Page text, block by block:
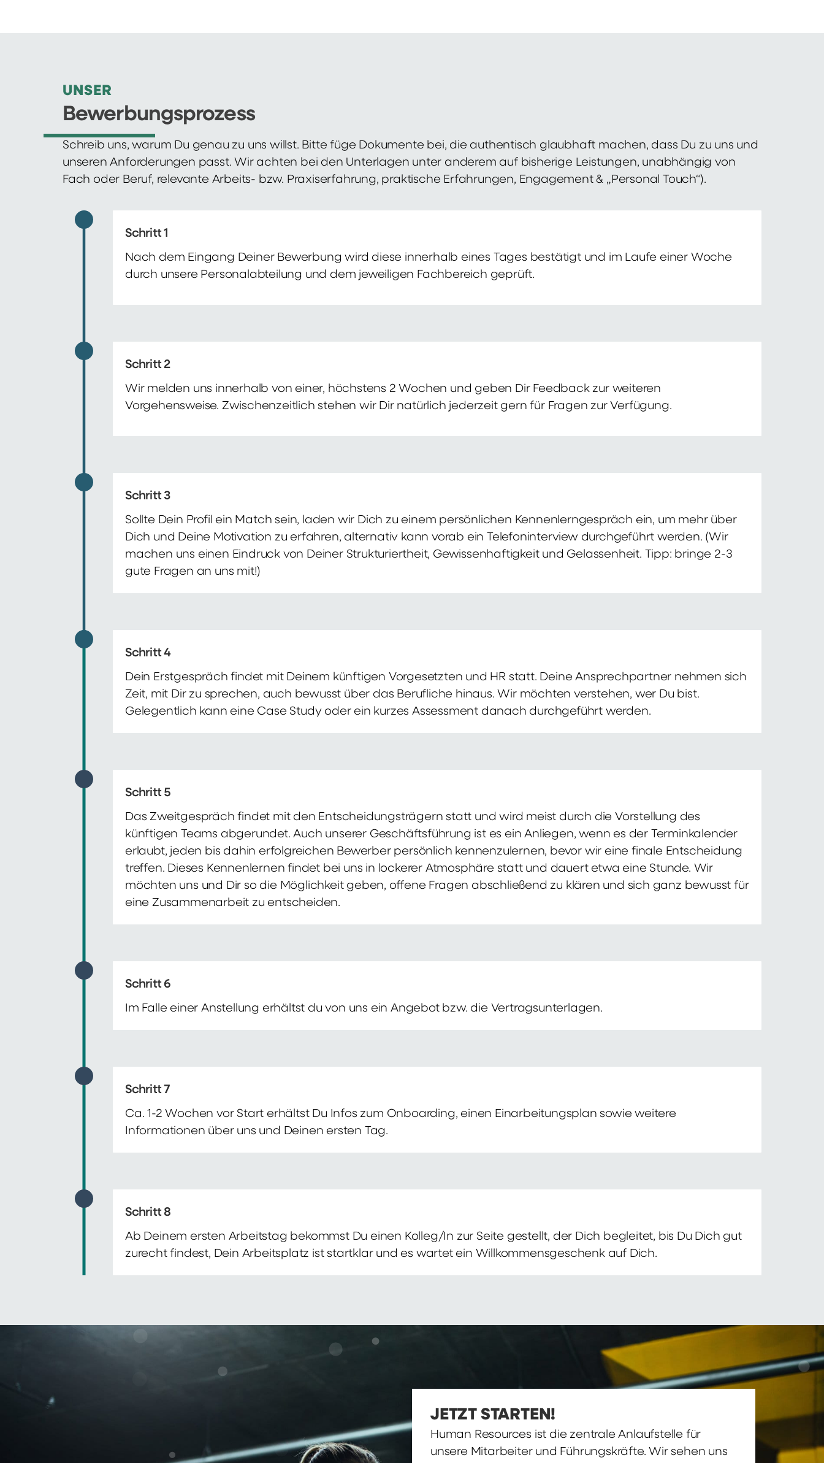
UNSER
Bewerbungsprozess
Schreib uns, warum Du genau zu uns willst. Bitte füge Dokumente bei, die authentisch glaubhaft machen, dass Du zu uns und
unseren Anforderungen passt. Wir achten bei den Unterlagen unter anderem auf bisherige Leistungen, unabhängig von
Fach oder Beruf, relevante Arbeits- bzw. Praxiserfahrung, praktische Erfahrungen, Engagement & „Personal Touch“).
Schritt 1
Nach dem Eingang Deiner Bewerbung wird diese innerhalb eines Tages bestätigt und im Laufe einer Woche
durch unsere Personalabteilung und dem jeweiligen Fachbereich geprüft.
Schritt 2
Wir melden uns innerhalb von einer, höchstens 2 Wochen und geben Dir Feedback zur weiteren
Vorgehensweise. Zwischenzeitlich stehen wir Dir natürlich jederzeit gern für Fragen zur Verfügung.
Schritt 3
Sollte Dein Profil ein Match sein, laden wir Dich zu einem persönlichen Kennenlerngespräch ein, um mehr über
Dich und Deine Motivation zu erfahren, alternativ kann vorab ein Telefoninterview durchgeführt werden. (Wir
machen uns einen Eindruck von Deiner Strukturiertheit, Gewissenhaftigkeit und Gelassenheit. Tipp: bringe 2-3
gute Fragen an uns mit!)
Schritt 4
Dein Erstgespräch findet mit Deinem künftigen Vorgesetzten und HR statt. Deine Ansprechpartner nehmen sich
Zeit, mit Dir zu sprechen, auch bewusst über das Berufliche hinaus. Wir möchten verstehen, wer Du bist.
Gelegentlich kann eine Case Study oder ein kurzes Assessment danach durchgeführt werden.
Schritt 5
Das Zweitgespräch findet mit den Entscheidungsträgern statt und wird meist durch die Vorstellung des
künftigen Teams abgerundet. Auch unserer Geschäftsführung ist es ein Anliegen, wenn es der Terminkalender
erlaubt, jeden bis dahin erfolgreichen Bewerber persönlich kennenzulernen, bevor wir eine finale Entscheidung
treffen. Dieses Kennenlernen findet bei uns in lockerer Atmosphäre statt und dauert etwa eine Stunde. Wir
möchten uns und Dir so die Möglichkeit geben, offene Fragen abschließend zu klären und sich ganz bewusst für
eine Zusammenarbeit zu entscheiden.
Schritt 6
Im Falle einer Anstellung erhältst du von uns ein Angebot bzw. die Vertragsunterlagen.
Schritt 7
Ca. 1-2 Wochen vor Start erhältst Du Infos zum Onboarding, einen Einarbeitungsplan sowie weitere
Informationen über uns und Deinen ersten Tag.
Schritt 8
Ab Deinem ersten Arbeitstag bekommst Du einen Kolleg/In zur Seite gestellt, der Dich begleitet, bis Du Dich gut
zurecht findest, Dein Arbeitsplatz ist startklar und es wartet ein Willkommensgeschenk auf Dich.
JETZT STARTEN!
Human Resources ist die zentrale Anlaufstelle für
unsere Mitarbeiter und Führungskräfte. Wir sehen uns